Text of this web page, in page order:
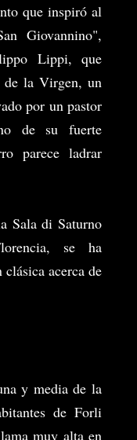
que inspiró al
Giovannino",
Lippi, que
de la Virgen, un
por un pastor
de su fuerte
parece ladrar
Sala di Saturno
se ha
acerca de
y media de la
de Forli
muy alta en